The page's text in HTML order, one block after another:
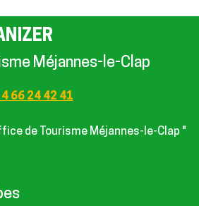
Méjannes-le-Clap
66 24 42 41
de Tourisme Méjannes-le-Clap "